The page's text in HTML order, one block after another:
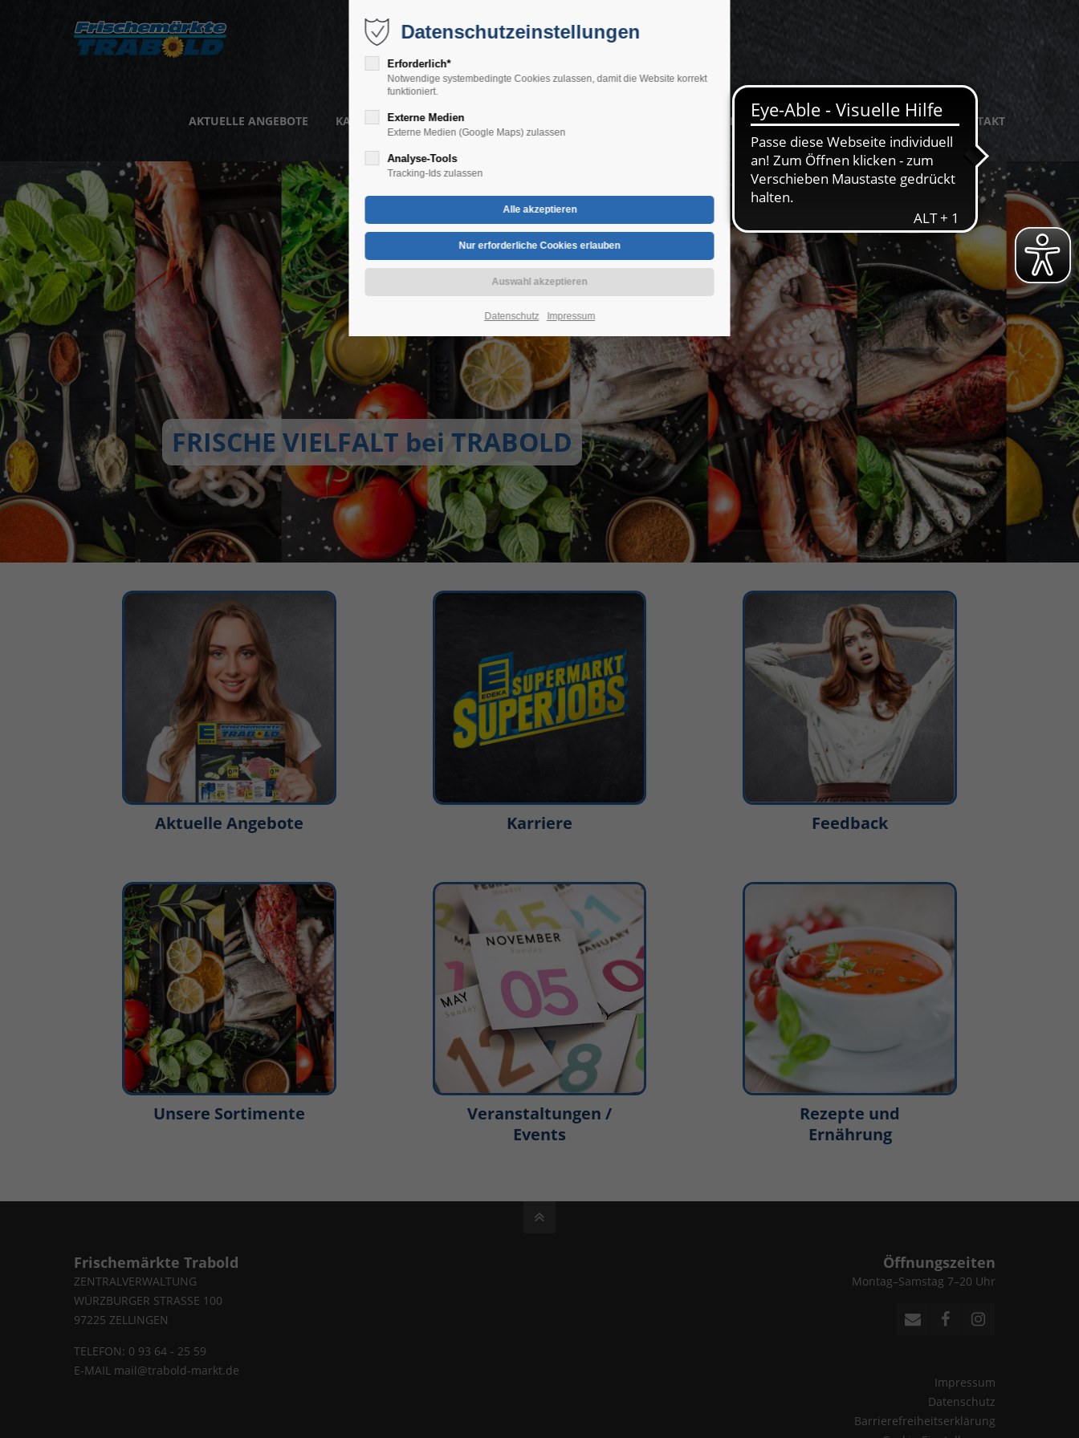
AKTUELLE ANGEBOTE KARRIERE UNSERE MÄRKTE FIRMENPROFIL VERANSTALTUNGEN KONTAKT
FRISCHE VIELFALT bei TRABOLD
Aktuelle Angebote Karriere Feedback
Unsere Sortimente
Veranstaltungen /
Events
Rezepte und
Ernährung
Frischemärkte Trabold
ZENTRALVERWALTUNG
WÜRZBURGER STRASSE 100
97225 ZELLINGEN
TELEFON: 0 93 64 - 25 59
E-MAIL mail@trabold-markt.de
Öffnungszeiten
Montag–Samstag 7–20 Uhr
Impressum
Datenschutz
Barrierefreiheitserklärung
Datenschutzeinstellungen
Erforderlich*
Notwendige systembedingte Cookies zulassen, damit die Website korrekt
funktioniert.
Externe Medien
Externe Medien (Google Maps) zulassen
Analyse-Tools
Tracking-Ids zulassen
Datenschutz Impressum